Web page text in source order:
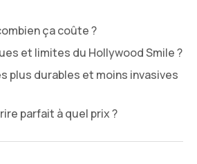
ça coûte ?
et limites du Hollywood Smile ?
plus durables et moins invasives
parfait à quel prix ?